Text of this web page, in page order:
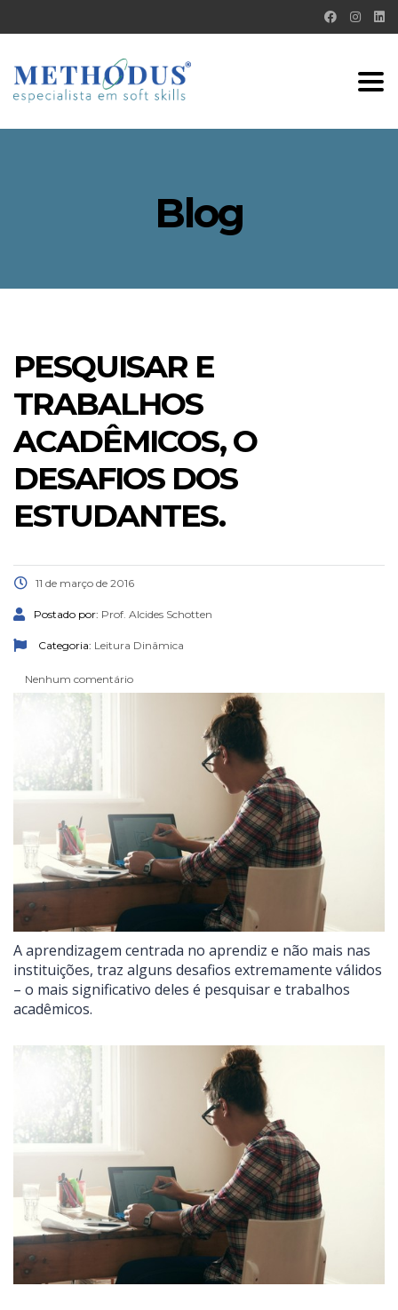
Blog
PESQUISAR E
TRABALHOS
ACADÊMICOS, O
DESAFIOS DOS
ESTUDANTES.
11 de março de 2016
Postado por: Prof. Alcides Schotten
Categoria: Leitura Dinâmica
Nenhum comentário
A aprendizagem centrada no aprendiz e não mais nas
instituições, traz alguns desafios extremamente válidos
– o mais significativo deles é pesquisar e trabalhos
acadêmicos.